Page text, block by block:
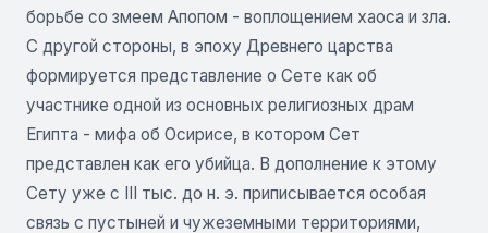
борьбе со змеем Апопом - воплощением хаоса и зла.
С другой стороны, в эпоху Древнего царства
формируется представление о Сете как об
участнике одной из основных религиозных драм
Египта - мифа об Осирисе, в котором Сет
представлен как его убийца. В дополнение к этому
Сету уже с III тыс. до н. э. приписывается особая
связь с пустыней и чужеземными территориями,